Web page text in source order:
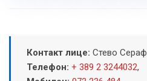
Контакт лице: Стево
Телефон: + 389 2 3244032,